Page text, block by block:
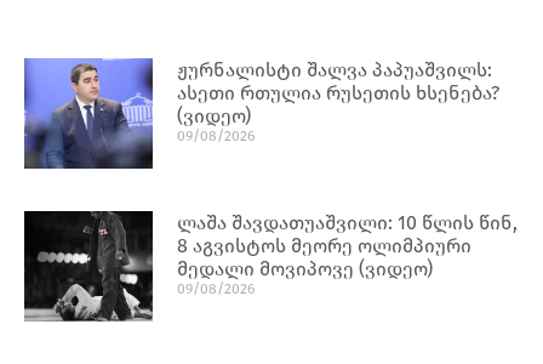
ჟურნალისტი შალვა პაპუაშვილს:
ასეთი რთულია რუსეთის ხსენება?
(ვიდეო)
09/08/2026
ლაშა შავდათუაშვილი: 10 წლის წინ,
8 აგვისტოს მეორე ოლიმპიური
მედალი მოვიპოვე (ვიდეო)
09/08/2026